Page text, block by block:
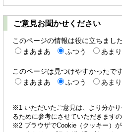
ご意見お聞かせください
このページの情報は役に立ちまし
まあまあ
ふつう あまり
このページは見つけやすかったで
まあまあ
ふつう あまり
※1 いただいたご意見は、より分か
るために参考にさせていただきます
※2 ブラウザでCookie（クッキー）